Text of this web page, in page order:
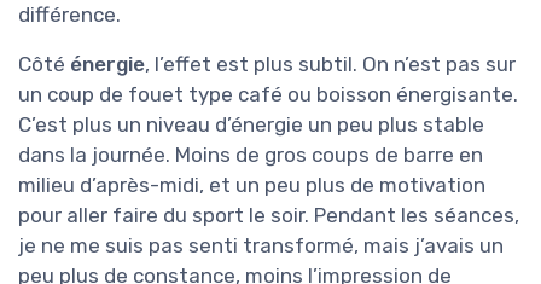
différence.
Côté énergie, l’effet est plus subtil. On n’est pas sur
un coup de fouet type café ou boisson énergisante.
C’est plus un niveau d’énergie un peu plus stable
dans la journée. Moins de gros coups de barre en
milieu d’après-midi, et un peu plus de motivation
pour aller faire du sport le soir. Pendant les séances,
je ne me suis pas senti transformé, mais j’avais un
peu plus de constance, moins l’impression de